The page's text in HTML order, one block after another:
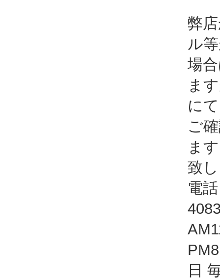
弊
ル
場
ま
に
ご
ま
致
電
日